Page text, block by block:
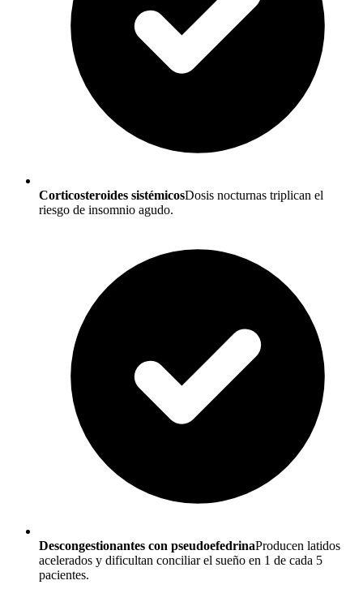
Corticosteroides sistémicosDosis nocturnas triplican el
riesgo de insomnio agudo.
Descongestionantes con pseudoefedrinaProducen latidos
acelerados y dificultan conciliar el sueño en 1 de cada 5
pacientes.